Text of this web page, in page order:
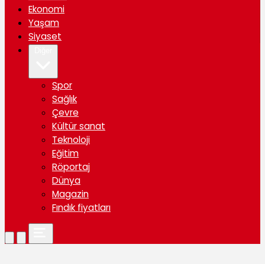
Ekonomi
Yaşam
Siyaset
Spor
Sağlık
Çevre
Kültür sanat
Teknoloji
Eğitim
Röportaj
Dünya
Magazin
Fındık fiyatları